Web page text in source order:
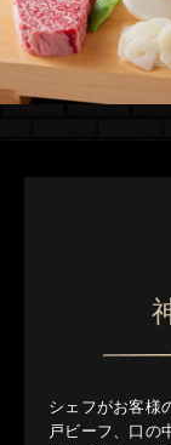
シェフがお客様
戸ビーフ、 口の